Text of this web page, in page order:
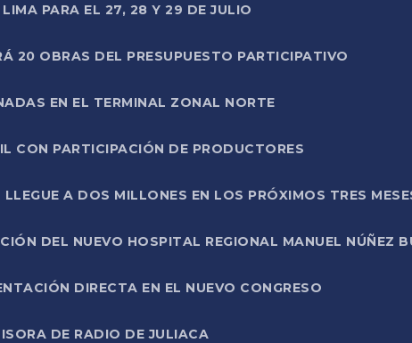
PARA EL 27, 28 Y 29 DE JULIO
20 OBRAS DEL PRESUPUESTO PARTICIPATIVO
EN EL TERMINAL ZONAL NORTE
CON PARTICIPACIÓN DE PRODUCTORES
A DOS MILLONES EN LOS PRÓXIMOS TRES
DEL NUEVO HOSPITAL REGIONAL MANUEL NÚÑEZ
DIRECTA EN EL NUEVO CONGRESO
DE RADIO DE JULIACA